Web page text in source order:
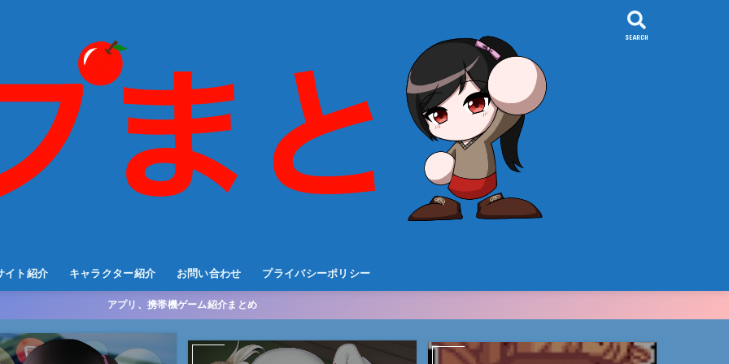
イト紹介 キャラクター紹介 お問い合わせ プライバシーポリシー
SEARCH
アプリ、携帯機ゲーム紹介まとめ